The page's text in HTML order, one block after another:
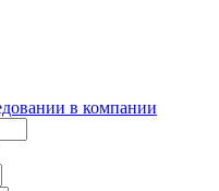
в компании